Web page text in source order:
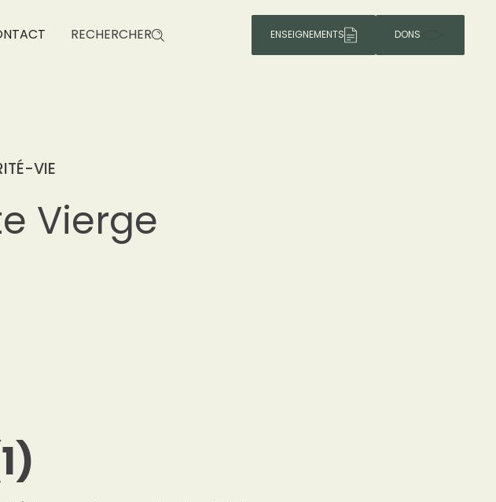
RECHERCHER ENSEIGNEMENTS DONS
VIE
Vierge